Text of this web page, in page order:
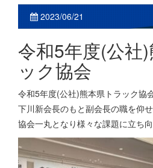
2023/06/21
令和5年度(公社
ック協会
令和5年度(公社)熊本県トラック協
下川新会長のもと副会長の職を仰
協会一丸となり様々な課題に立ち向